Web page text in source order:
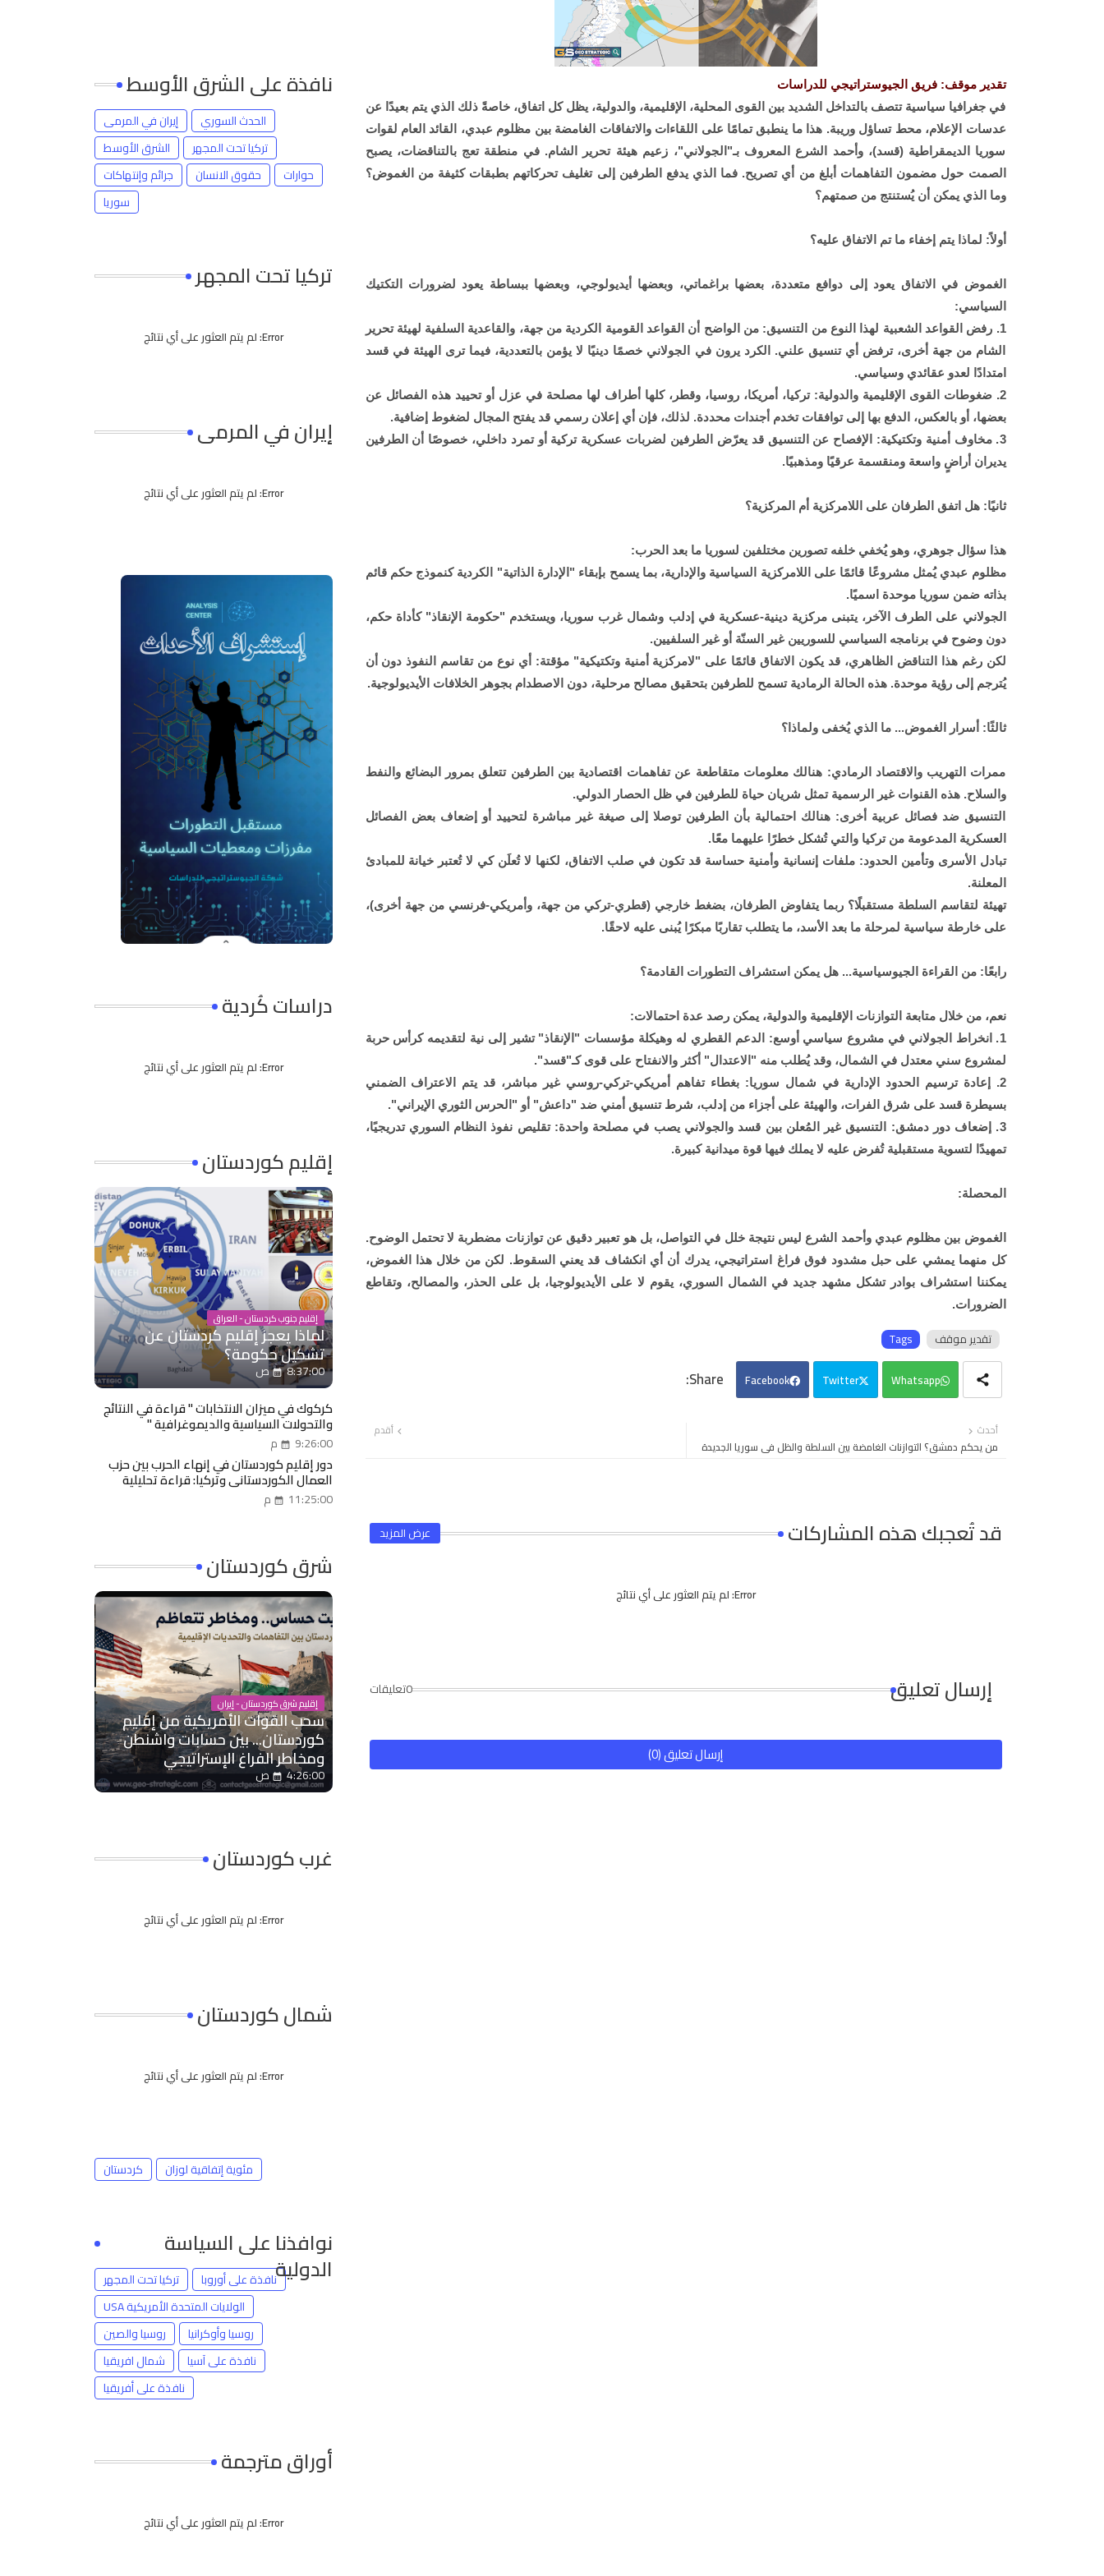
تقدير موقف: فريق الجيوستراتيجي للدراسات
في جغرافيا سياسية تتصف بالتداخل الشديد بين القوى المحلية، الإقليمية، والدولية، يظل كل اتفاق، خاصةً ذلك الذي يتم بعيدًا عن
عدسات الإعلام، محط تساؤل وريبة. هذا ما ينطبق تمامًا على اللقاءات والاتفاقات الغامضة بين مظلوم عبدي، القائد العام لقوات
سوريا الديمقراطية (قسد)، وأحمد الشرع المعروف بـ"الجولاني"، زعيم هيئة تحرير الشام. في منطقة تعج بالتناقضات، يصبح
الصمت حول مضمون التفاهمات أبلغ من أي تصريح. فما الذي يدفع الطرفين إلى تغليف تحركاتهم بطبقات كثيفة من الغموض؟
وما الذي يمكن أن يُستنتج من صمتهم؟
أولاً: لماذا يتم إخفاء ما تم الاتفاق عليه؟
الغموض في الاتفاق يعود إلى دوافع متعددة، بعضها براغماتي، وبعضها أيديولوجي، وبعضها ببساطة يعود لضرورات التكتيك
السياسي:
1. رفض القواعد الشعبية لهذا النوع من التنسيق: من الواضح أن القواعد القومية الكردية من جهة، والقاعدية السلفية لهيئة تحرير
الشام من جهة أخرى، ترفض أي تنسيق علني. الكرد يرون في الجولاني خصمًا دينيًا لا يؤمن بالتعددية، فيما ترى الهيئة في قسد
امتدادًا لعدو عقائدي وسياسي.
2. ضغوطات القوى الإقليمية والدولية: تركيا، أمريكا، روسيا، وقطر، كلها أطراف لها مصلحة في عزل أو تحييد هذه الفصائل عن
بعضها، أو بالعكس، الدفع بها إلى توافقات تخدم أجندات محددة. لذلك، فإن أي إعلان رسمي قد يفتح المجال لضغوط إضافية.
3. مخاوف أمنية وتكتيكية: الإفصاح عن التنسيق قد يعرّض الطرفين لضربات عسكرية تركية أو تمرد داخلي، خصوصًا أن الطرفين
يديران أراضٍ واسعة ومنقسمة عرقيًا ومذهبيًا.
ثانيًا: هل اتفق الطرفان على اللامركزية أم المركزية؟
هذا سؤال جوهري، وهو يُخفي خلفه تصورين مختلفين لسوريا ما بعد الحرب:
مظلوم عبدي يُمثل مشروعًا قائمًا على اللامركزية السياسية والإدارية، بما يسمح بإبقاء "الإدارة الذاتية" الكردية كنموذج حكم قائم
بذاته ضمن سوريا موحدة اسميًا.
الجولاني على الطرف الآخر، يتبنى مركزية دينية-عسكرية في إدلب وشمال غرب سوريا، ويستخدم "حكومة الإنقاذ" كأداة حكم،
دون وضوح في برنامجه السياسي للسوريين غير السنّة أو غير السلفيين.
لكن رغم هذا التناقض الظاهري، قد يكون الاتفاق قائمًا على "لامركزية أمنية وتكتيكية" مؤقتة: أي نوع من تقاسم النفوذ دون أن
يُترجم إلى رؤية موحدة. هذه الحالة الرمادية تسمح للطرفين بتحقيق مصالح مرحلية، دون الاصطدام بجوهر الخلافات الأيديولوجية.
ثالثًا: أسرار الغموض... ما الذي يُخفى ولماذا؟
ممرات التهريب والاقتصاد الرمادي: هنالك معلومات متقاطعة عن تفاهمات اقتصادية بين الطرفين تتعلق بمرور البضائع والنفط
والسلاح. هذه القنوات غير الرسمية تمثل شريان حياة للطرفين في ظل الحصار الدولي.
التنسيق ضد فصائل عربية أخرى: هنالك احتمالية بأن الطرفين توصلا إلى صيغة غير مباشرة لتحييد أو إضعاف بعض الفصائل
العسكرية المدعومة من تركيا والتي تُشكل خطرًا عليهما معًا.
تبادل الأسرى وتأمين الحدود: ملفات إنسانية وأمنية حساسة قد تكون في صلب الاتفاق، لكنها لا تُعلَن كي لا تُعتبر خيانة للمبادئ
المعلنة.
تهيئة لتقاسم السلطة مستقبلًا؟ ربما يتفاوض الطرفان، بضغط خارجي (قطري-تركي من جهة، وأمريكي-فرنسي من جهة أخرى)،
على خارطة سياسية لمرحلة ما بعد الأسد، ما يتطلب تقاربًا مبكرًا يُبنى عليه لاحقًا.
رابعًا: من القراءة الجيوسياسية... هل يمكن استشراف التطورات القادمة؟
نعم، من خلال متابعة التوازنات الإقليمية والدولية، يمكن رصد عدة احتمالات:
1. انخراط الجولاني في مشروع سياسي أوسع: الدعم القطري له وهيكلة مؤسسات "الإنقاذ" تشير إلى نية لتقديمه كرأس حربة
لمشروع سني معتدل في الشمال، وقد يُطلب منه "الاعتدال" أكثر والانفتاح على قوى كـ"قسد".
2. إعادة ترسيم الحدود الإدارية في شمال سوريا: بغطاء تفاهم أمريكي-تركي-روسي غير مباشر، قد يتم الاعتراف الضمني
بسيطرة قسد على شرق الفرات، والهيئة على أجزاء من إدلب، شرط تنسيق أمني ضد "داعش" أو "الحرس الثوري الإيراني".
3. إضعاف دور دمشق: التنسيق غير المُعلن بين قسد والجولاني يصب في مصلحة واحدة: تقليص نفوذ النظام السوري تدريجيًا،
تمهيدًا لتسوية مستقبلية تُفرض عليه لا يملك فيها قوة ميدانية كبيرة.
المحصلة:
الغموض بين مظلوم عبدي وأحمد الشرع ليس نتيجة خلل في التواصل، بل هو تعبير دقيق عن توازنات مضطربة لا تحتمل الوضوح.
كل منهما يمشي على حبل مشدود فوق فراغ استراتيجي، يدرك أن أي انكشاف قد يعني السقوط. لكن من خلال هذا الغموض،
يمكننا استشراف بوادر تشكل مشهد جديد في الشمال السوري، يقوم لا على الأيديولوجيا، بل على الحذر، والمصالح، وتقاطع
الضرورات.
Tags تقدير موقف
Facebook Twitter Whatsapp
أحدث
من يحكم دمشق؟ التوازنات الغامضة بين السلطة والظل في سوريا الجديدة
أقدم
قد تُعجبك هذه المشاركات عرض المزيد
Error: لم يتم العثور على أي نتائج
إرسال تعليق 0تعليقات
إرسال تعليق (0)
نافذة على الشرق الأوسط
إيران في المرمى
الحدث السوري
الشرق الأوسط
تركيا تحت المجهر
جرائم وإنتهاكات
حقوق الانسان
حوارات
سوريا
تركيا تحت المجهر
Error: لم يتم العثور على أي نتائج
إيران في المرمى
Error: لم يتم العثور على أي نتائج
دراسات كُردية
Error: لم يتم العثور على أي نتائج
إقليم كوردستان
إقليم جنوب كردستان - العراق
لماذا يعجز إقليم كردستان عن
تشكيل حكومة؟
8:37:00 ص
كركوك في ميزان الانتخابات " قراءة في النتائج
والتحولات السياسية والديموغرافية "
9:26:00 م
دور إقليم كوردستان في إنهاء الحرب بين حزب
العمال الكوردستاني وتركيا: قراءة تحليلية
سياسية ـ عسكرية ـ اقتصادية
11:25:00 م
شرق كوردستان
إقليم شرق كوردستان - إيران
سحب القوات الأمريكية من إقليم
كوردستان... بين حسابات واشنطن
ومخاطر الفراغ الإستراتيجي
4:26:00 ص
غرب كوردستان
Error: لم يتم العثور على أي نتائج
شمال كوردستان
Error: لم يتم العثور على أي نتائج
كردستان مئوية إتفاقية لوزان
نوافذنا على السياسة
الدولية تركيا تحت المجهر
نافذة على أوروبا
الولايات المتحدة الأمريكية USA
روسيا والصين
روسيا وأوكرانيا
شمال افريقيا
نافذة على آسيا
نافذة على أفريقيا
أوراق مترجمة
Error: لم يتم العثور على أي نتائج